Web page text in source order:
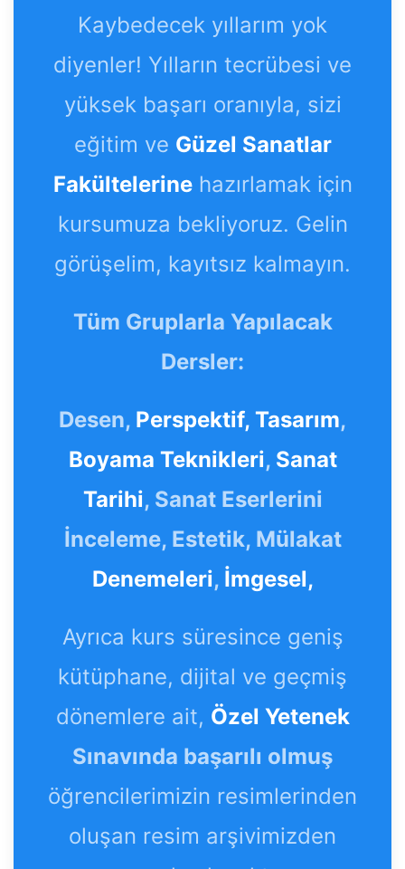
Kaybedecek yıllarım yok
diyenler! Yılların tecrübesi ve
yüksek başarı oranıyla, sizi
eğitim ve Güzel Sanatlar
Fakültelerinehazırlamak için
kursumuza bekliyoruz. Gelin
görüşelim, kayıtsız kalmayın.
Tüm Gruplarla Yapılacak
Dersler:
Desen, Perspektif, Tasarım,
Boyama Teknikleri, Sanat
Tarihi, Sanat Eserlerini
İnceleme, Estetik, Mülakat
Denemeleri, İmgesel,
Ayrıca kurs süresince geniş
kütüphane, dijital ve geçmiş
dönemlere ait, Özel Yetenek
Sınavında başarılı olmuş
öğrencilerimizin resimlerinden
oluşan resim arşivimizden